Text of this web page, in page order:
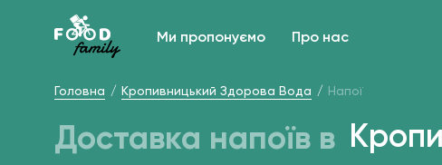
Ми пропонуємо Про нас
Головна Кропивницький Здорова Вода Напої
Доставка напоїв в